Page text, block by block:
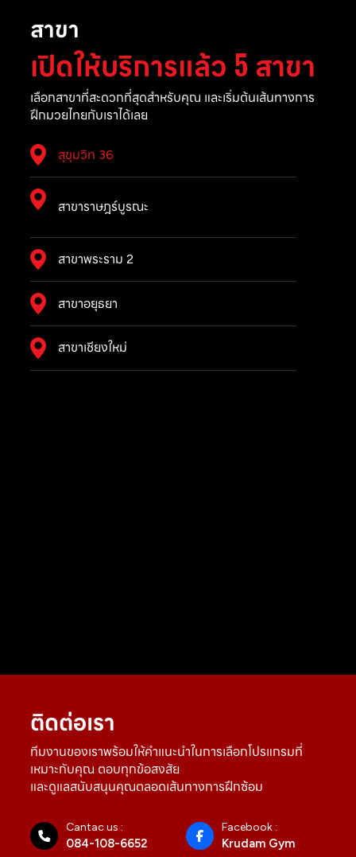
สาขา
เปิดให้บริการแล้ว 5 สาขา
เลือกสาขาที่สะดวกที่สุดสำหรับคุณ และเริ่มต้นเส้นทางการ
ฝึกมวยไทยกับเราได้เลย
สุขุมวิท 36
สาขาราษฎร์บูรณะ
สาขาพระราม 2
สาขาอยุธยา
สาขาเชียงใหม่
ติดต่อเรา
ทีมงานของเราพร้อมให้คำแนะนำในการเลือกโปรแกรมที่
เหมาะกับคุณ ตอบทุกข้อสงสัย
และดูแลสนับสนุนคุณตลอดเส้นทางการฝึกซ้อม
Cantac us :
084-108-6652
Facebook :
Krudam Gym